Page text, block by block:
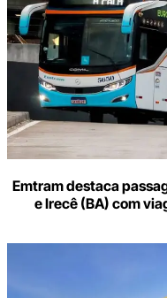
Emtram destaca
e Irecê (BA) com
mail